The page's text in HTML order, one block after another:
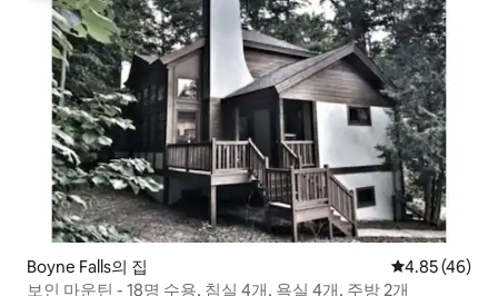
Boyne Falls의 집 평점 4.85점(5
4.85 (46)
보인 마운틴 - 18명 수용, 침실 4개, 욕실 4개, 주방 2개